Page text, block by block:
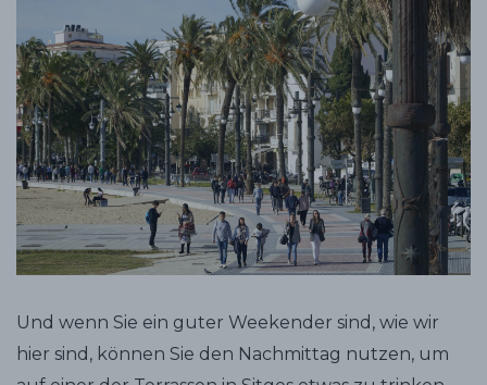
Und wenn Sie ein guter Weekender sind, wie wir
hier sind, können Sie den Nachmittag nutzen, um